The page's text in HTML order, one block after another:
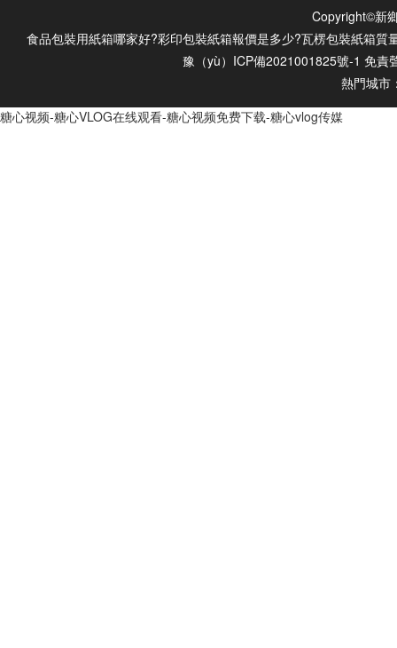
Copyright©新
食品包裝用紙箱哪家好?彩印包裝紙箱報價是多少?瓦楞包裝紙箱
豫（yù）ICP備2021001825號-1 免責
熱門城市
糖心视频-糖心VLOG在线观看-糖心视频免费下载-糖心vlog传媒